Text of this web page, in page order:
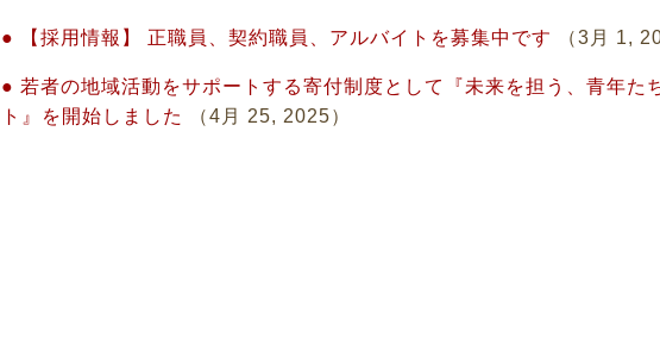
● 【採用情報】 正職員、契約職員、アルバイトを募集中です （3月 1,
● 若者の地域活動をサポートする寄付制度として『未来を担う、青年た
ト』を開始しました
（4月 25, 2025）